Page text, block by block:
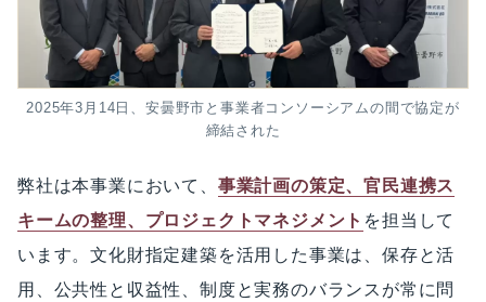
2025年3月14日、安曇野市と事業者コンソーシアムの間で協定が
締結された
弊社は本事業において、 事業計画の策定、官民連携ス
キームの整理、プロジェクトマネジメント を担当して
います。文化財指定建築を活用した事業は、保存と活
用、公共性と収益性、制度と実務のバランスが常に問